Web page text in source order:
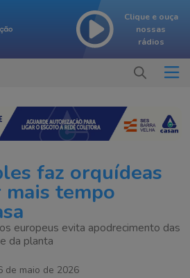
Clique e ouça
nossas
rádios
faz orquídeas
tempo
europeus evita apodrecimento das
da planta
de maio de 2026